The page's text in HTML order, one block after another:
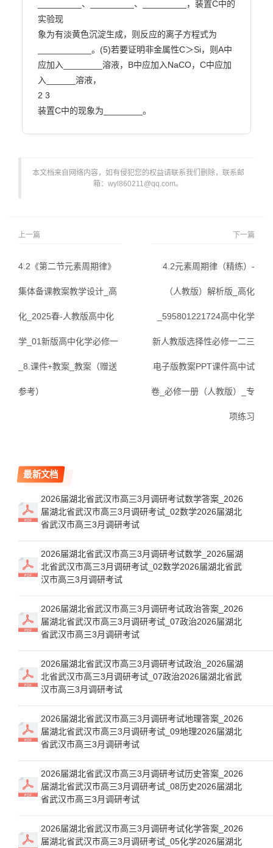
_________、_________、_________，装置C中的
实验现
象为有淡黄色沉淀生成，则反应的离子方程式为
___________。(5)若要证明非金属性C＞Si，则A中
应加入________溶液，B中应加入NaCO，C中应加
入______溶液，
2 3
装置C中的现象为________。
本文档来自网络内容，如有侵犯您的权益请联系我们删除，联系邮
箱：wyl860211@qq.com。
上一篇
4.2《第二节元素周期律》
集体备课教案教学设计_高
化_2025春-人教版高中化
学_01新版高中化学必修一
_8.课件+教案_教案（赠送
参考）
下一篇
4.2元素周期律（精练）-
（人教版）解析版_高化
_595801221724高中化学
新人教版选择性必修一二三
电子版教案PPT课件高中试
卷_必修一册（人教版）_专
项练习
最新文档
2026届湖北省武汉市高三3月调研考试数学答案_2026
届湖北省武汉市高三3月调研考试_02数学2026届湖北
省武汉市高三3月调研考试
2026届湖北省武汉市高三3月调研考试数学_2026届湖
北省武汉市高三3月调研考试_02数学2026届湖北省武
汉市高三3月调研考试
2026届湖北省武汉市高三3月调研考试政治答案_2026
届湖北省武汉市高三3月调研考试_07政治2026届湖北
省武汉市高三3月调研考试
2026届湖北省武汉市高三3月调研考试政治_2026届湖
北省武汉市高三3月调研考试_07政治2026届湖北省武
汉市高三3月调研考试
2026届湖北省武汉市高三3月调研考试地理答案_2026
届湖北省武汉市高三3月调研考试_09地理2026届湖北
省武汉市高三3月调研考试
2026届湖北省武汉市高三3月调研考试历史答案_2026
届湖北省武汉市高三3月调研考试_08历史2026届湖北
省武汉市高三3月调研考试
2026届湖北省武汉市高三3月调研考试化学答案_2026
届湖北省武汉市高三3月调研考试_05化学2026届湖北